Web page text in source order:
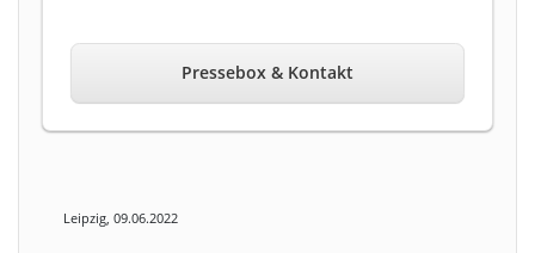
Pressebox & Kontakt
Leipzig, 09.06.2022